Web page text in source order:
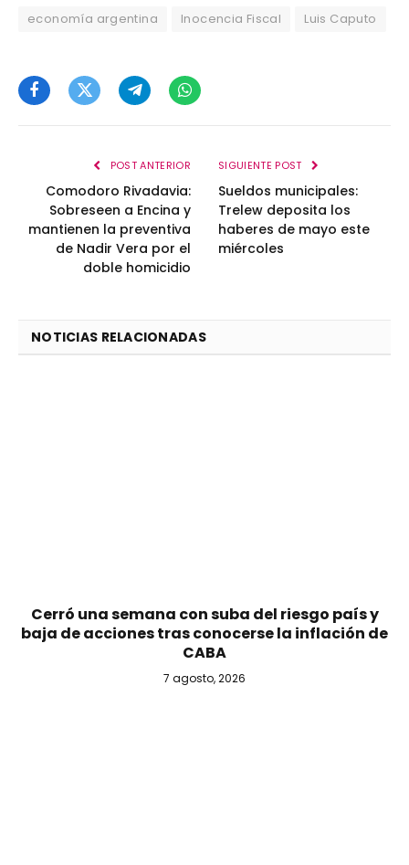
economía argentina Inocencia Fiscal Luis Caputo
FacebookTwitterTelegramWhatsApp
POST ANTERIOR
Comodoro Rivadavia:
Sobreseen a Encina y
mantienen la preventiva
de Nadir Vera por el
doble homicidio
SIGUIENTE POST
Sueldos municipales:
Trelew deposita los
haberes de mayo este
miércoles
NOTICIAS RELACIONADAS
Cerró una semana con suba del riesgo país y
baja de acciones tras conocerse la inflación de
CABA
7 agosto, 2026